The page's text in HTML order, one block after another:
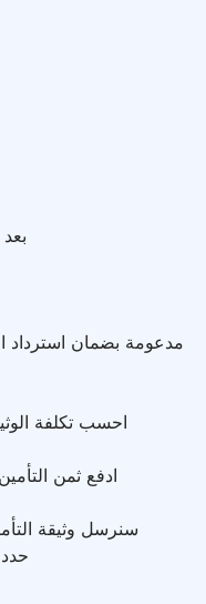
احسب تكلفة
ادفع ثمن
سنرسل وثيقة